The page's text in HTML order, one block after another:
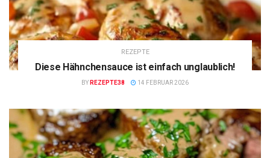
REZEPTE
Diese Hähnchensauce ist einfach unglaublich!
BY REZEPTE38 14 FEBRUAR 2026